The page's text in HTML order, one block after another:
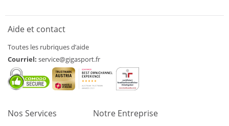
Aide et contact
Toutes les rubriques d’aide
Courriel: service@gigasport.fr
Nos Services Notre Entreprise